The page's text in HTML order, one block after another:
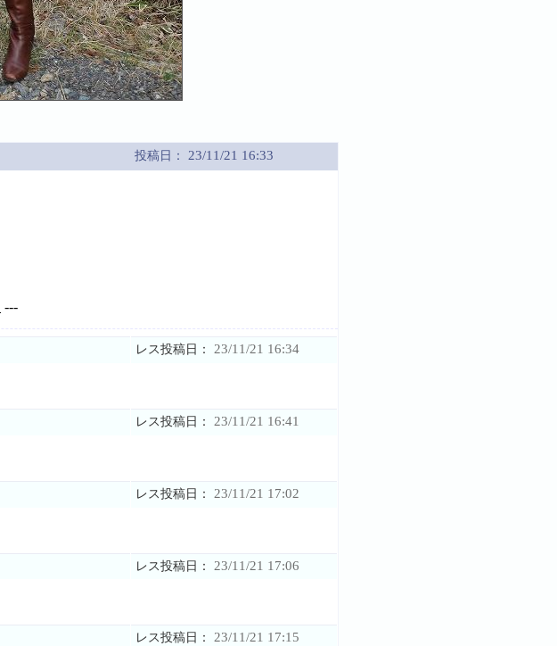
投稿日： 23/11/21 16:33
---
レス投稿日： 23/11/21 16:34
レス投稿日： 23/11/21 16:41
レス投稿日： 23/11/21 17:02
レス投稿日： 23/11/21 17:06
レス投稿日： 23/11/21 17:15